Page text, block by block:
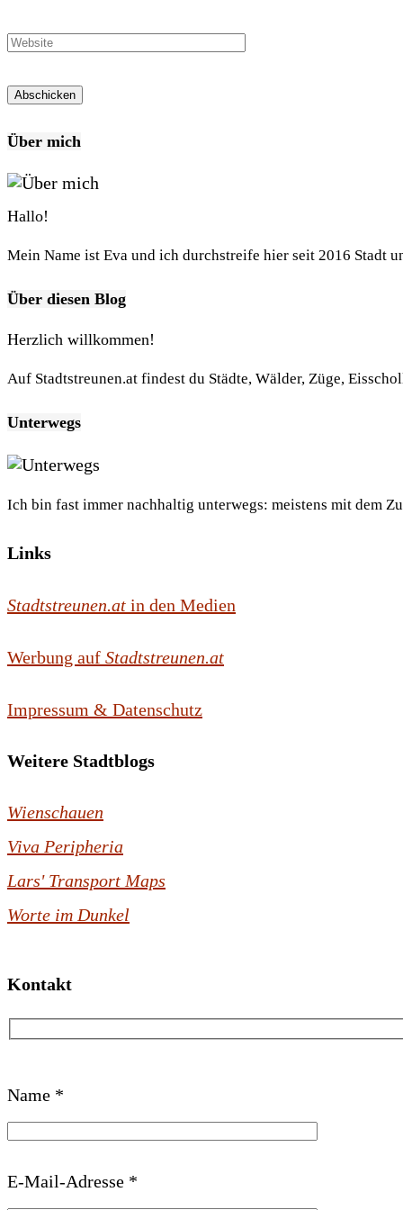
Über mich
Hallo!
Mein Name ist Eva und ich durchstreife hier seit 2016 Stadt
Über diesen Blog
Herzlich willkommen!
Auf Stadtstreunen.at findest du Städte, Wälder, Züge,
Unterwegs
Ich bin fast immer nachhaltig unterwegs: meistens mit dem
Links
Stadtstreunen.at in den Medien
Werbung auf Stadtstreunen.at
Impressum & Datenschutz
Weitere Stadtblogs
Wienschauen
Viva Peripheria
Lars' Transport Maps
Worte im Dunkel
Kontakt
t
t
Name *
E-Mail-Adresse *